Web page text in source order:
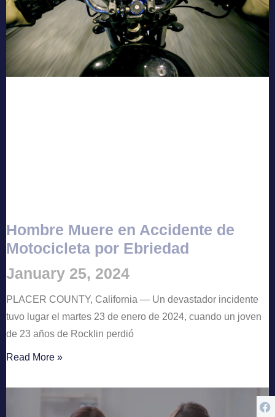
Hombre Muere en Accidente de
Motocicleta por Ebriedad
January 25, 2024
PLACER COUNTY, California — Un devastador incidente
tuvo lugar el martes 23 de enero de 2024, cuando un joven
de 23 años de Rocklin perdió
Read More »